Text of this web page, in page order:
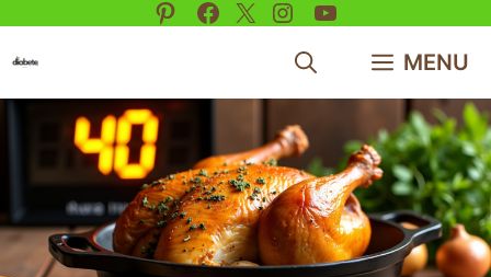
Pinterest
Facebook
X Instagram
YouTube
MENU